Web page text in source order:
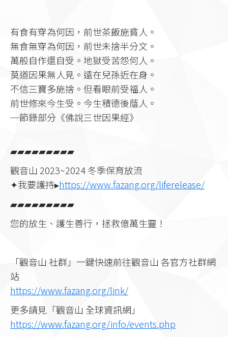
有食有穿為何因，前世茶飯施貧人。
無食無穿為何因，前世未捨半分文。
萬般自作還自受。地獄受苦怨何人。
莫道因果無人見。遠在兒孫近在身。
不信三寶多施捨。但看眼前受福人。
前世修來今生受。今生積德後蔭人。
─節錄部分《佛說三世因果經》
▰▰▰▰▰▰▰▰▰
觀音山 2023~2024 冬季保育放流
✦我要護持▸https://www.fazang.org/liferelease/
▰▰▰▰▰▰▰▰▰
您的放生、護生善行，拯救億萬生靈！
「觀音山 社群」一鍵快速前往觀音山 各官方社群網
站
https://www.fazang.org/link/​
更多請見「觀音山 全球資訊網」
https://www.fazang.org/info/events.php